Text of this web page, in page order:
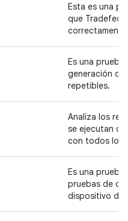
Esta es una
que Tradefed
Es una
generación
repetibles.
Analiza los
se ejecutan
con todos los
Es una
pruebas de
dispositivo